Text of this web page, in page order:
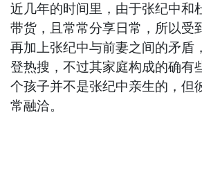
近几年的时间里，由于张纪中和
带货，且常常分享日常，所以受
再加上张纪中与前妻之间的矛盾
登热搜，不过其家庭构成的确有
个孩子并不是张纪中亲生的，但
常融洽。